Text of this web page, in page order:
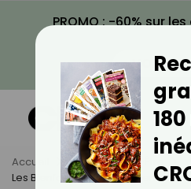
PROMO : -60% sur
VOIR LA
Accueil Actus
Bien-Être
Les Bienfaits De L'huile Essentielle